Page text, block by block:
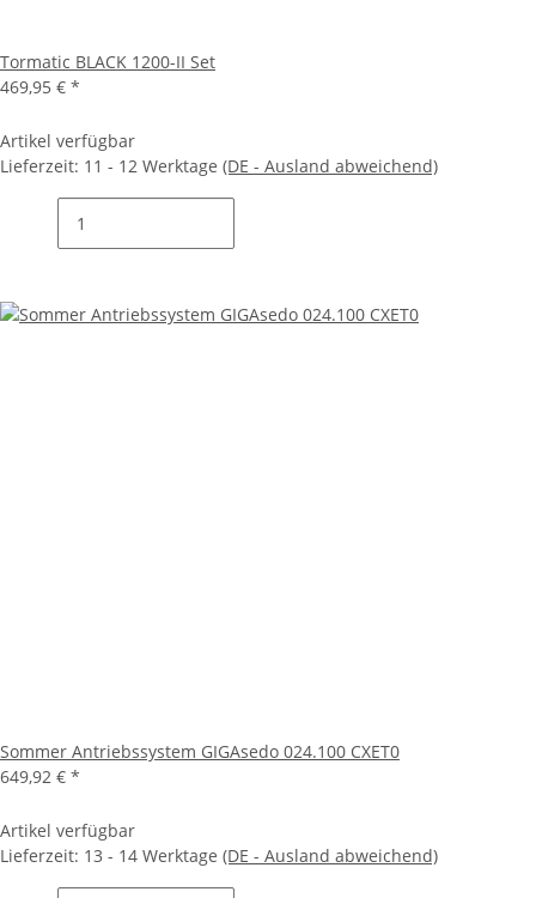
Tormatic BLACK 1200-II Set
469,95 € *
Artikel verfügbar
Lieferzeit: 11 - 12 Werktage (DE - Ausland abweichend)
Sommer Antriebssystem GIGAsedo 024.100 CXET0
649,92 € *
Artikel verfügbar
Lieferzeit: 13 - 14 Werktage (DE - Ausland abweichend)